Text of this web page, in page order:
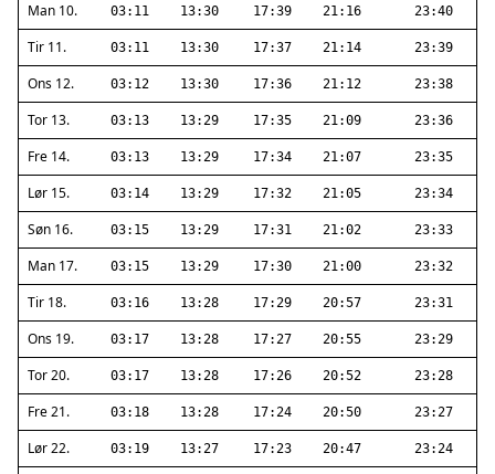
Man 10. 03:11 13:30 17:39 21:16 23:40
Tir 11. 03:11 13:30 17:37 21:14 23:39
Ons 12. 03:12 13:30 17:36 21:12 23:38
Tor 13. 03:13 13:29 17:35 21:09 23:36
Fre 14. 03:13 13:29 17:34 21:07 23:35
Lør 15. 03:14 13:29 17:32 21:05 23:34
Søn 16. 03:15 13:29 17:31 21:02 23:33
Man 17. 03:15 13:29 17:30 21:00 23:32
Tir 18. 03:16 13:28 17:29 20:57 23:31
Ons 19. 03:17 13:28 17:27 20:55 23:29
Tor 20. 03:17 13:28 17:26 20:52 23:28
Fre 21. 03:18 13:28 17:24 20:50 23:27
Lør 22. 03:19 13:27 17:23 20:47 23:24